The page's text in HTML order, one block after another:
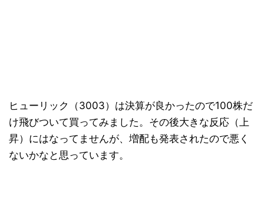
ヒューリック（3003）は決算が良かったので100株だ
け飛びついて買ってみました。その後大きな反応（上
昇）にはなってませんが、増配も発表されたので悪く
ないかなと思っています。